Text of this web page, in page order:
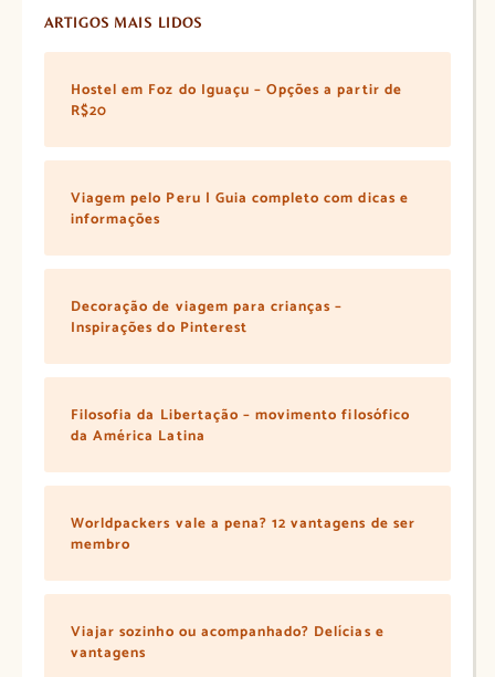
ARTIGOS MAIS LIDOS
Hostel em Foz do Iguaçu – Opções a partir de
R$20
Viagem pelo Peru | Guia completo com dicas e
informações
Decoração de viagem para crianças –
Inspirações do Pinterest
Filosofia da Libertação – movimento filosófico
da América Latina
Worldpackers vale a pena? 12 vantagens de ser
membro
Viajar sozinho ou acompanhado? Delícias e
vantagens